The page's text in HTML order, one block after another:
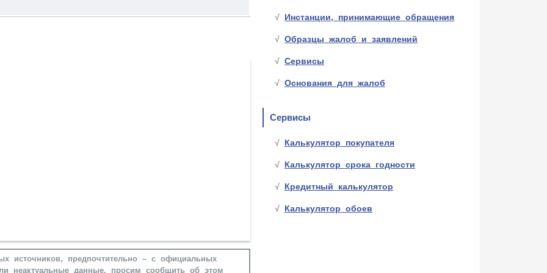
источников, предпочтительно – с официальных
неактуальные данные, просим сообщить об этом
Инстанции, принимающие обращения
Образцы жалоб и заявлений
Сервисы
Основания для жалоб
Сервисы
Калькулятор покупателя
Калькулятор срока годности
Кредитный калькулятор
Калькулятор обоев